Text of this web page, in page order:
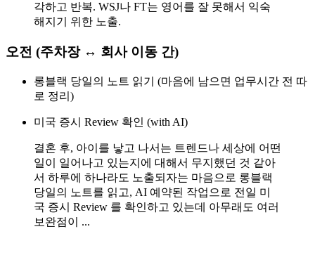
각하고 반복. WSJ나 FT는 영어를 잘 못해서 익숙
해지기 위한 노출.
오전 (주차장 ↔ 회사 이동 간)
롱블랙 당일의 노트 읽기 (마음에 남으면 업무시간 전 따
로 정리)
미국 증시 Review 확인 (with AI)
결혼 후, 아이를 낳고 나서는 트렌드나 세상에 어떤
일이 일어나고 있는지에 대해서 무지했던 것 같아
서 하루에 하나라도 노출되자는 마음으로 롱블랙
당일의 노트를 읽고, AI 예약된 작업으로 전일 미
국 증시 Review 를 확인하고 있는데 아무래도 여러
보완점이 ...